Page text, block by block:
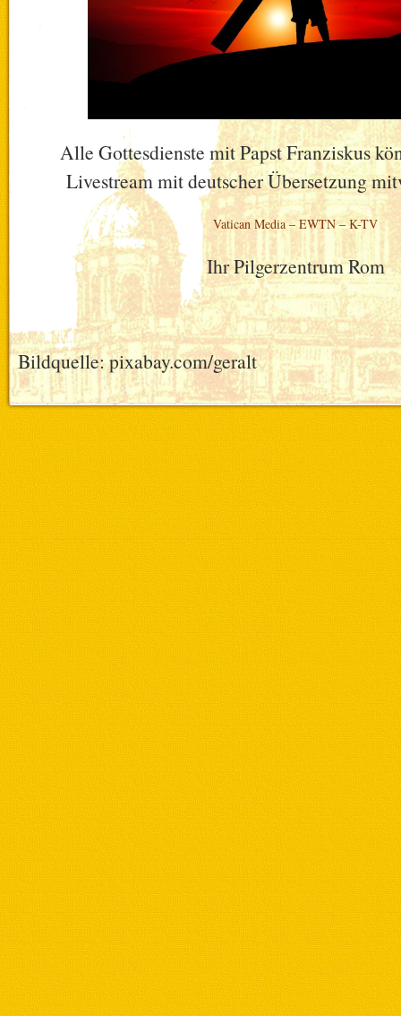
Alle Gottesdienste mit Papst Franziskus
Livestream mit deutscher Übersetzung
Vatican Media–EWTN–K-TV
Ihr Pilgerzentrum Rom
Bildquelle: pixabay.com/geralt